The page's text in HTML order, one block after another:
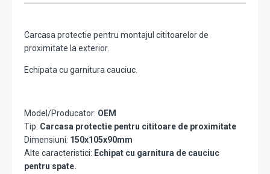
Carcasa protectie pentru montajul cititoarelor de
proximitate la exterior.
Echipata cu garnitura cauciuc.
Model/Producator: OEM
Tip: Carcasa protectie pentru cititoare de proximitate
Dimensiuni: 150x105x90mm
Alte caracteristici: Echipat cu garnitura de cauciuc
pentru spate.